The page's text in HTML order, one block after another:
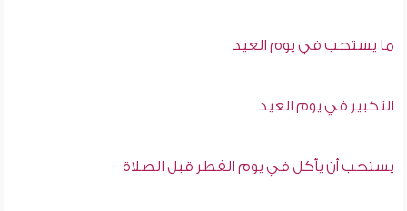
ما يستحب في يوم العيد
التكبير في يوم العيد
يستحب أن يأكل في يوم الفطر قبل الصلاة